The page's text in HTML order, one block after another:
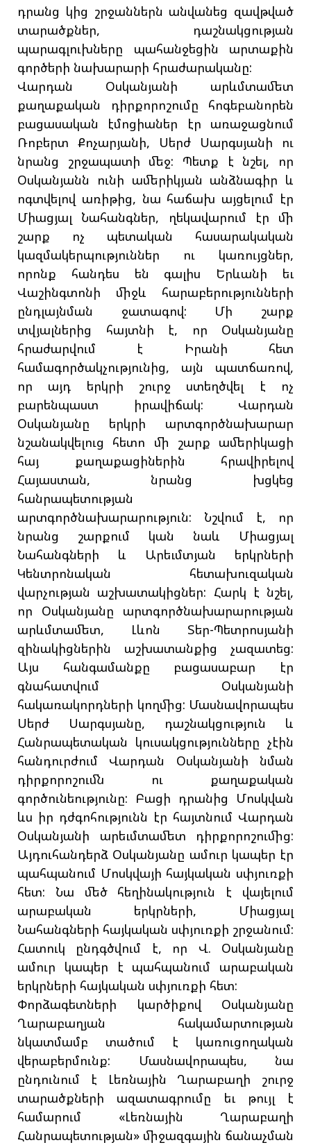
դրանց կից շրջաններն անվանեց զավթված
տարածքներ, դաշնակցության
պարագլուխները պահանջեցին արտաքին
գործերի նախարարի հրաժարականը:
Վարդան Օսկանյանի արևմտամետ
քաղաքական դիրքորոշումը հոգեբանորեն
բացասական էմոցիաներ էր առաջացնում
Ռոբերտ Քոչարյանի, Սերժ Սարգսյանի ու
նրանց շրջապատի մեջ: Պետք է նշել, որ
Օսկանյանն ունի ամերիկյան անձնագիր և
ոգտվելով առիթից, նա հաճախ այցելում էր
Միացյալ Նահանգներ, ղեկավարում էր մի
շարք ոչ պետական հասարակական
կազմակերպություններ ու կառույցներ,
որոնք հանդես են գալիս Երևանի եւ
Վաշինգտոնի միջև հարաբերությունների
ընդլայնման ջատագով: Մի շարք
տվյալներից հայտնի է, որ Օսկանյանը
հրաժարվում է Իրանի հետ
համագործակչությունից, այն պատճառով,
որ այդ երկրի շուրջ ստեղծվել է ոչ
բարենպաստ իրավիճակ: Վարդան
Օսկանյանը երկրի արտգործնախարար
նշանակվելուց հետո մի շարք ամերիկացի
հայ քաղաքացիներին հրավիրելով
Հայաստան, նրանց խցկեց
հանրապետության
արտգործնախարարություն: Նշվում է, որ
նրանց շարքում կան նաև Միացյալ
Նահանգների և Արեւմտյան երկրների
Կենտրոնական հետախուզական
վարչության աշխատակիցներ: Հարկ է նշել,
որ Օսկանյանը արտգործնախարարության
արևմտամետ, Լևոն Տեր-Պետրոսյանի
զինակիցներին աշխատանքից չազատեց:
Այս հանգամանքը բացասաբար էր
գնահատվում Օսկանյանի
հակառակորդների կողմից: Մասնավորապես
Սերժ Սարգսյանը, դաշնակցություն և
Հանրապետական կուսակցությունները չէին
հանդուրժում Վարդան Օսկանյանի նման
դիրքորոշումն ու քաղաքական
գործունեությունը: Բացի դրանից Մոսկվան
ևս իր դժգոհությունն էր հայտնում Վարդան
Օսկանյանի արեւմտամետ դիրքորոշումից:
Այդուհանդերձ Օսկանյանը ամուր կապեր էր
պահպանում Մոսկվայի հայկական սփյուռքի
հետ: Նա մեծ հեղինակություն է վայելում
արաբական երկրների, Միացյալ
Նահանգների հայկական սփյուռքի շրջանում:
Հատուկ ընդգծվում է, որ Վ. Օսկանյանը
ամուր կապեր է պահպանում արաբական
երկրների հայկական սփյուռքի հետ:
Փորձագետների կարծիքով Օսկանյանը
Ղարաբաղյան հակամարտության
նկատմամբ տածում է կառուցողական
վերաբերմունք: Մասնավորապես, նա
ընդունում է Լեռնային Ղարաբաղի շուրջ
տարածքների ազատագրումը եւ թույլ է
համարում «Լեռնային Ղարաբաղի
Հանրապետության» միջազգային ճանաչման